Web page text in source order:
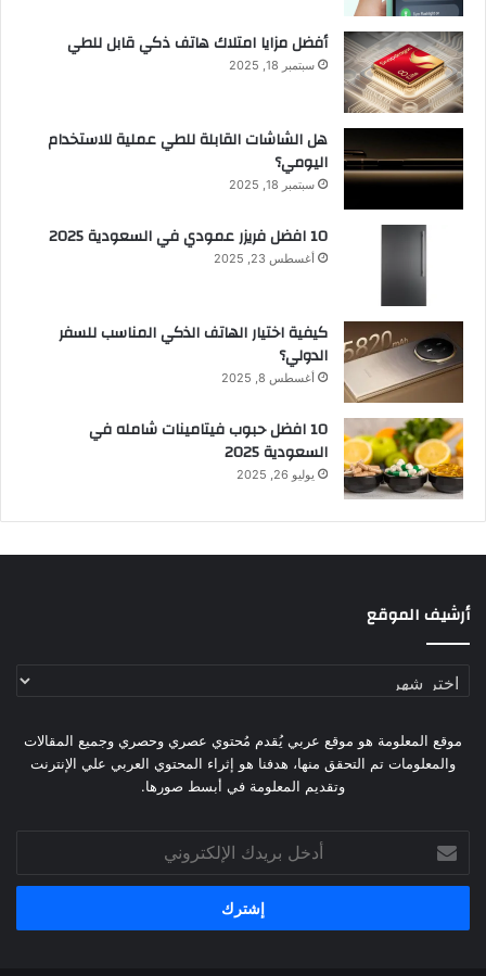
أفضل مزايا امتلاك هاتف ذكي قابل للطي
سبتمبر 18, 2025
هل الشاشات القابلة للطي عملية للاستخدام
اليومي؟
سبتمبر 18, 2025
10 افضل فريزر عمودي​ في السعودية​ 2025
أغسطس 23, 2025
كيفية اختيار الهاتف الذكي المناسب للسفر
الدولي؟
أغسطس 8, 2025
10 افضل حبوب فيتامينات شامله​ في
السعودية 2025
يوليو 26, 2025
أرشيف الموقع
أرشيف
موقع المعلومة هو موقع عربي يُقدم مُحتوي عصري وحصري وجميع المقالات
والمعلومات تم التحقق منها، هدفنا هو إثراء المحتوي العربي علي الإنترنت
وتقديم المعلومة في أبسط صورها.
بريدك
الإلكتروني